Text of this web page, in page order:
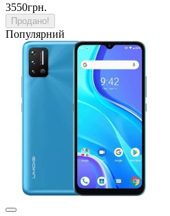
3550грн.
Продано!
Популярний